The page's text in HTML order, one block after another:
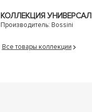
КОЛЛЕКЦИЯ УНИВЕРСАЛ
Производитель: Bossini
Все товары коллекции